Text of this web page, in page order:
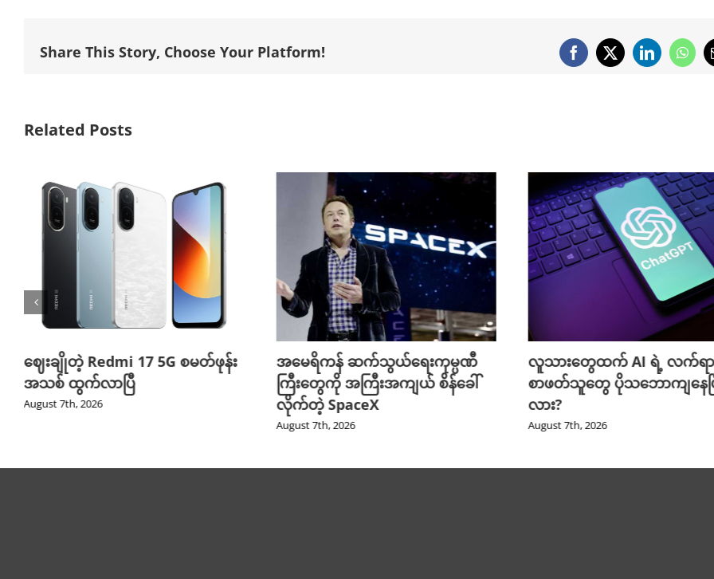
Share This Story, Choose Your Platform! Facebook
X LinkedIn
Related Posts
ဈေးချိုတဲ့ Redmi 17 5G စမတ်ဖုန်း
အသစ် ထွက်လာပြီ
August 7th, 2026
အမေရိကန် ဆက်သွယ်ရေးကုမ္ပဏီ
ကြီးတွေကို အကြီးအကျယ် စိန်ခေါ်
လိုက်တဲ့ SpaceX
August 7th, 2026
လူသားတွေထက် AI ရဲ့ လက်ရ
စာဖတ်သူတွေ ပိုသဘောကျနေပ
လား?
August 7th, 2026